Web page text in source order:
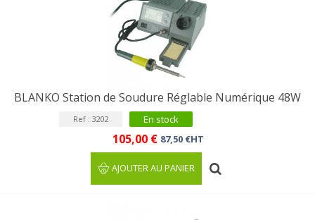
BLANKO Station de Soudure Réglable Numérique 48W
Ref : 3202 En stock
105,00 € 87,50 €HT
AJOUTER AU PANIER